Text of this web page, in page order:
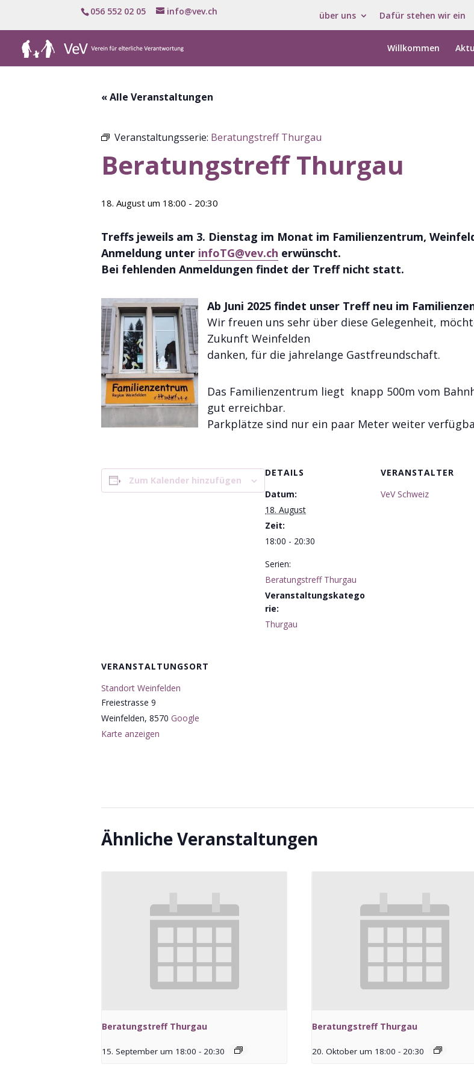
056 552 02 05 info@vev.ch über uns Dafür stehen wir ein
Willkommen
« Alle Veranstaltungen
Veranstaltungsserie: Beratungstreff Thurgau
Beratungstreff Thurgau
18. August um 18:00 - 20:30
Treffs jeweils am 3. Dienstag im Monat im Familienzentrum,
Anmeldung unter infoTG@vev.ch erwünscht.
Bei fehlenden Anmeldungen findet der Treff nicht statt.
Ab Juni 2025 findet unser Treff neu im
Wir freuen uns sehr über diese Gelegenheit,
Zukunft Weinfelden
danken, für die jahrelange Gastfreundschaft.
Das Familienzentrum liegt knapp 500m vom
gut erreichbar.
Parkplätze sind nur ein paar Meter weiter
Zum Kalender hinzufügen
DETAILS
Datum:
18. August
Zeit:
18:00 - 20:30
Serien:
Beratungstreff Thurgau
Veranstaltungskatego
rie:
Thurgau
VERANSTALTER
VeV Schweiz
VERANSTALTUNGSORT
Standort Weinfelden
Freiestrasse 9
Weinfelden, 8570 Google
Karte anzeigen
Ähnliche Veranstaltungen
Beratungstreff Thurgau
15. September um 18:00 - 20:30
Beratungstreff Thurgau
20. Oktober um 18:00 - 20:30